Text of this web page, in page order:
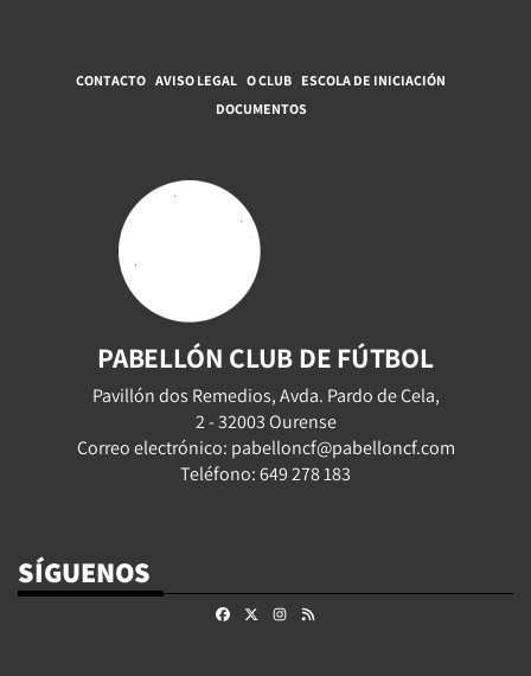
CONTACTO AVISO LEGAL O CLUB ESCOLA DE INICIACIÓN
DOCUMENTOS
PABELLÓN CLUB DE FÚTBOL
Pavillón dos Remedios, Avda. Pardo de Cela,
2 - 32003 Ourense
Correo electrónico: pabelloncf@pabelloncf.com
Teléfono: 649 278 183
SÍGUENOS
FacebookInstagram